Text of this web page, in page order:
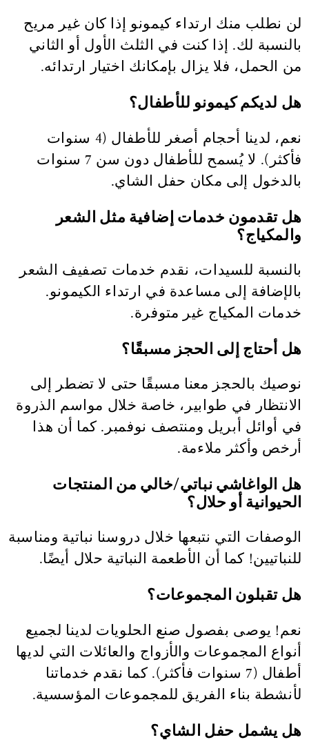
لن نطلب منك ارتداء كيمونو إذا كان غير مريح
بالنسبة لك. إذا كنت في الثلث الأول أو الثاني
من الحمل، فلا يزال بإمكانك اختيار ارتدائه.
هل لديكم كيمونو للأطفال؟
نعم، لدينا أحجام أصغر للأطفال (4 سنوات
فأكثر). لا يُسمح للأطفال دون سن 7 سنوات
بالدخول إلى مكان حفل الشاي.
هل تقدمون خدمات إضافية مثل الشعر
والمكياج؟
بالنسبة للسيدات، نقدم خدمات تصفيف الشعر
بالإضافة إلى مساعدة في ارتداء الكيمونو.
خدمات المكياج غير متوفرة.
هل أحتاج إلى الحجز مسبقًا؟
نوصيك بالحجز معنا مسبقًا حتى لا تضطر إلى
الانتظار في طوابير، خاصة خلال مواسم الذروة
في أوائل أبريل ومنتصف نوفمبر. كما أن هذا
أرخص وأكثر ملاءمة.
هل الواغاشي نباتي/خالي من المنتجات
الحيوانية أو حلال؟
الوصفات التي نتبعها خلال دروسنا نباتية ومناسبة
للنباتيين! كما أن الأطعمة النباتية حلال أيضًا.
هل تقبلون المجموعات؟
نعم! يوصى بفصول صنع الحلويات لدينا لجميع
أنواع المجموعات والأزواج والعائلات التي لديها
أطفال (7 سنوات فأكثر). كما نقدم خدماتنا
لأنشطة بناء الفريق للمجموعات المؤسسية.
هل يشمل حفل الشاي؟